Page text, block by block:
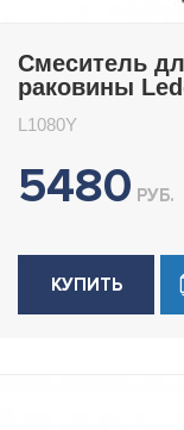
Смеситель
раковины
L1080Y
5480 РУБ.
КУПИТЬ